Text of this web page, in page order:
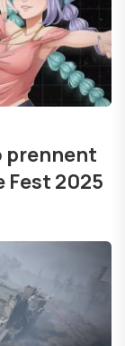
prennent
Fest 2025